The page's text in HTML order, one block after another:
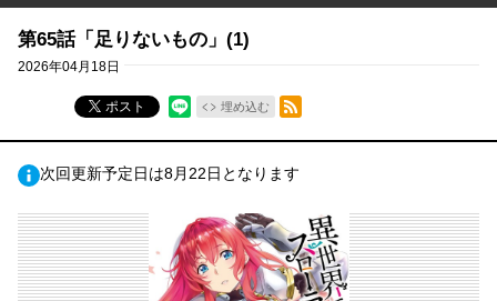
第65話「足りないもの」(1)
2026年04月18日
ポスト 埋め込む
RSSフィード
次回更新予定日は8月22日となります